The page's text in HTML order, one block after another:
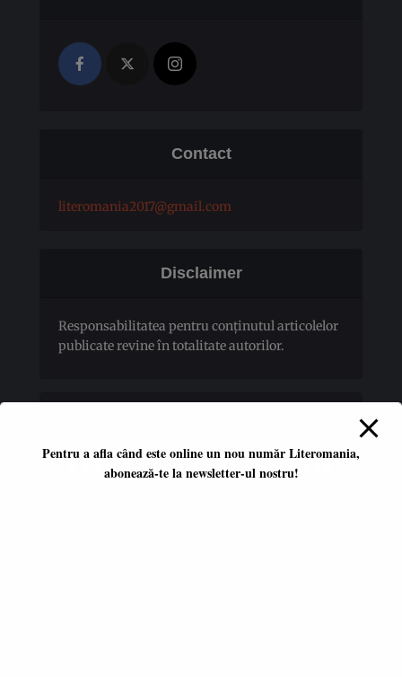
Contact
literomania2017@gmail.com
Disclaimer
Responsabilitatea pentru conţinutul articolelor
publicate revine în totalitate autorilor.
Pentru a afla când este online un nou număr Literomania,
abonează-te la newsletter-ul nostru!